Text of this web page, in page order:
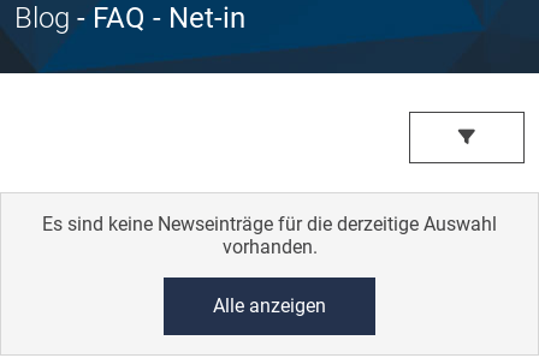
Blog - FAQ - Net-in
Es sind keine Newseinträge für die derzeitige Auswahl
vorhanden.
Alle anzeigen